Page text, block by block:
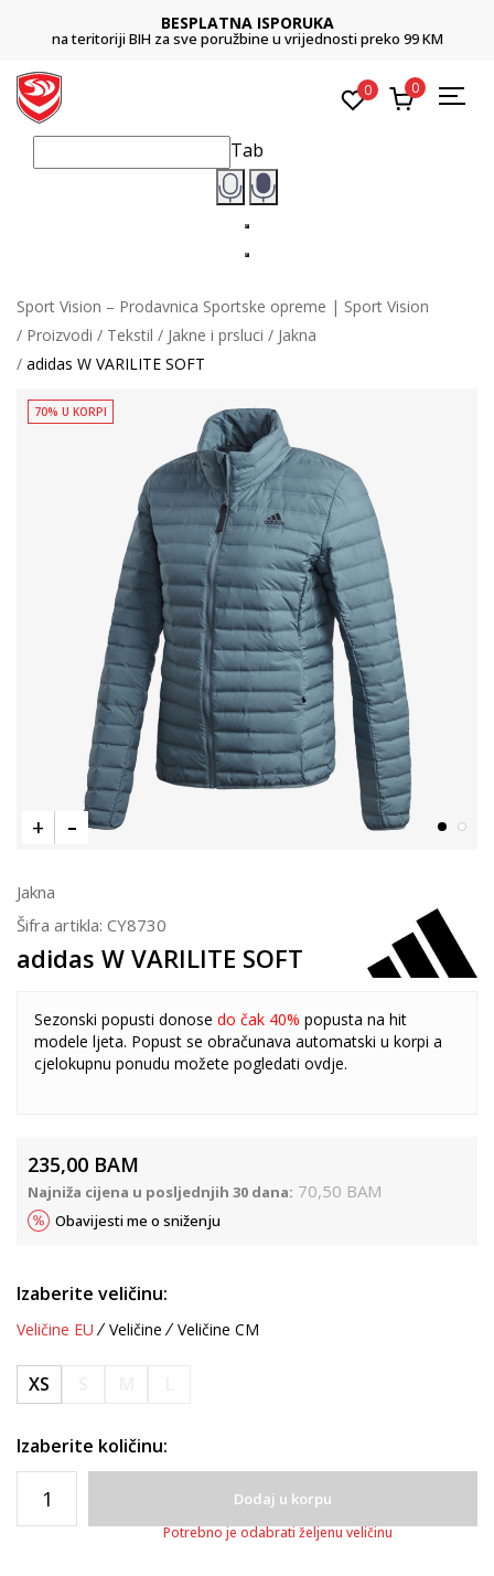
BESPLATNA ISPORUKA
na teritoriji BIH za sve poružbine u vrijednosti preko 99 KM
0 0
Tab
Sport Vision – Prodavnica Sportske opreme | Sport Vision
Proizvodi
Tekstil Jakne i prsluci
Jakna
adidas W VARILITE SOFT
70% U KORPI
Jakna
Šifra artikla: CY8730
adidas W VARILITE SOFT
Sezonski popusti donose do čak 40% popusta na hit
modele ljeta. Popust se obračunava automatski u korpi a
cjelokupnu ponudu možete pogledati ovdje.
235,00 BAM
Najniža cijena u posljednjih 30 dana: 70,50 BAM
Obavijesti me o sniženju
Izaberite veličinu:
Veličine EU Veličine Veličine CM
XS
Izaberite količinu:
Dodaj u korpu
Potrebno je odabrati željenu veličinu